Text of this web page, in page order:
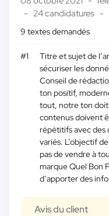
24 candidatures
9 textes demandés
#1
Titre et sujet de
sécuriser les
Conseil de
ton positif,
tout, notre ton doit
contenus doivent
répétitifs avec des
variés. L’objectif
pas de vendre à
marque Quel Bon
d’apporter des
Avis du client